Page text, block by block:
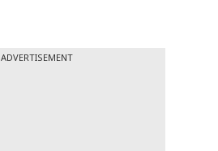
ADVERTISEMENT